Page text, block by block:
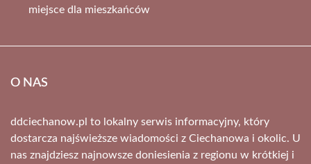
miejsce dla mieszkańców
O NAS
ddciechanow.pl to lokalny serwis informacyjny, który
dostarcza najświeższe wiadomości z Ciechanowa i okolic. U
nas znajdziesz najnowsze doniesienia z regionu w krótkiej i